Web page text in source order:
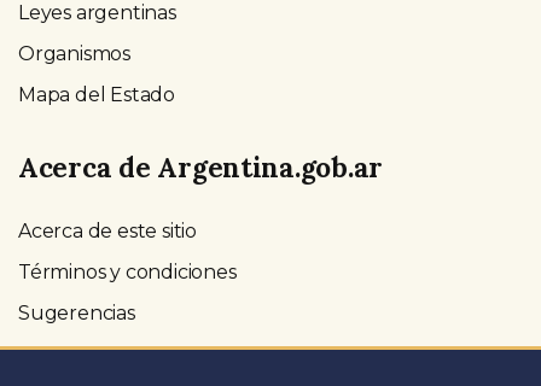
Leyes argentinas
Organismos
Mapa del Estado
Acerca de Argentina.gob.ar
Acerca de este sitio
Términos y condiciones
Sugerencias